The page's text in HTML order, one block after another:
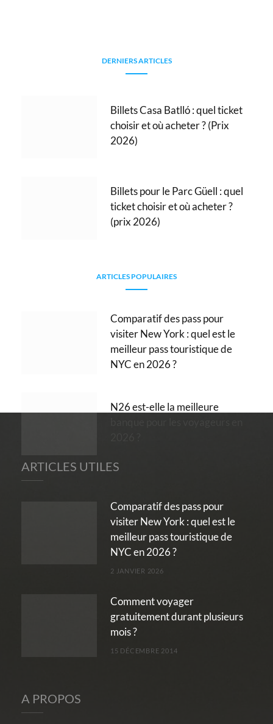
DERNIERS ARTICLES
Billets Casa Batlló : quel ticket
choisir et où acheter ? (Prix
2026)
Billets pour le Parc Güell : quel
ticket choisir et où acheter ?
(prix 2026)
ARTICLES POPULAIRES
Comparatif des pass pour
visiter New York : quel est le
meilleur pass touristique de
NYC en 2026 ?
N26 est-elle la meilleure
ARTICLES UTILES
Comparatif des pass pour
visiter New York : quel est le
meilleur pass touristique de
NYC en 2026 ?
2 JANVIER 2026
Comment voyager
gratuitement durant plusieurs
mois ?
15 DÉCEMBRE 2014
A PROPOS